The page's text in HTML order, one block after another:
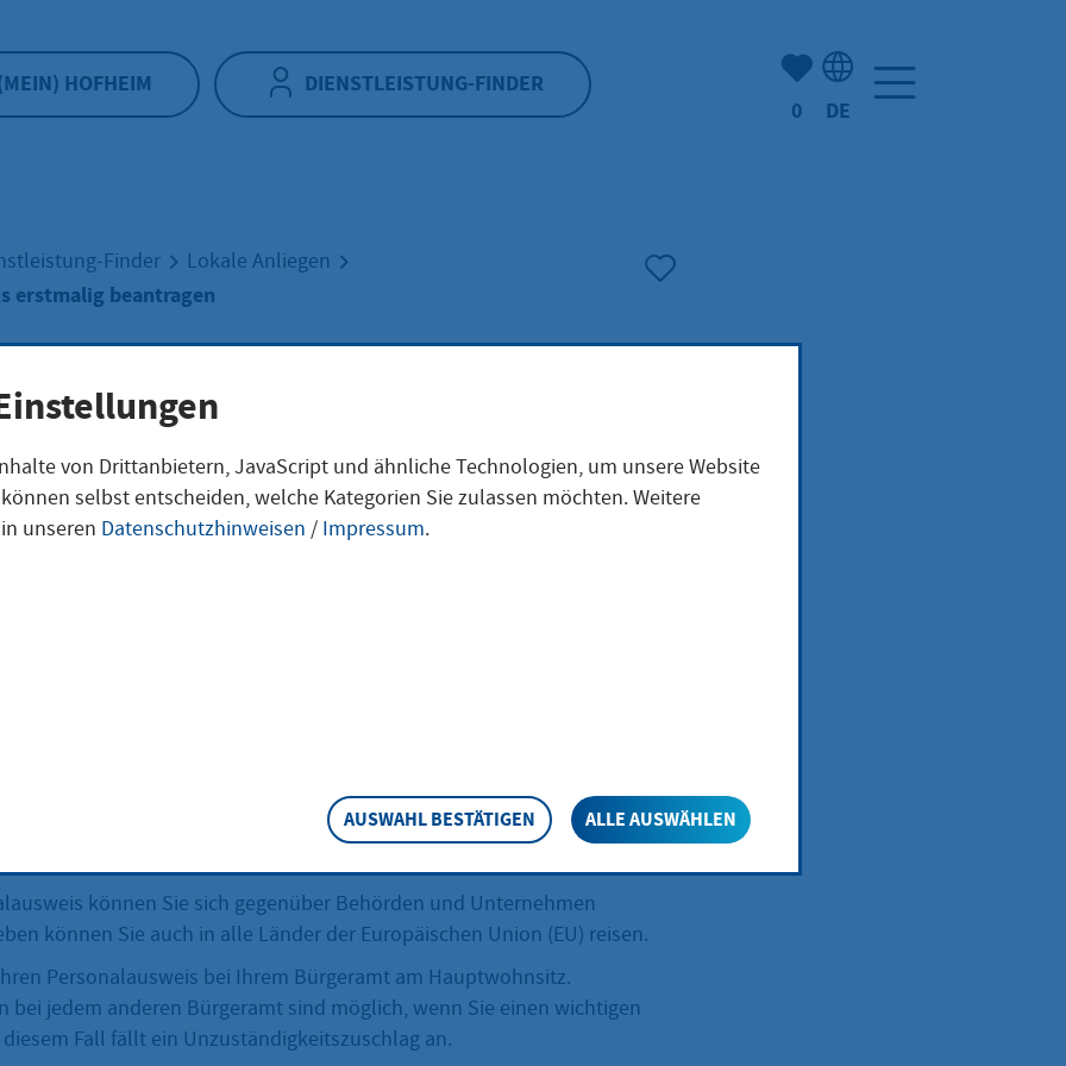
HOFHEIM DIENSTLEISTUNG-FINDER
Anzahl der gemerkten
0 DE
Finder Lokale Anliegen
erstmalig beantragen
beantragen
16 Jahre alt? Dann müssen Sie ein gültiges Ausweisdokument
beantragen, es besteht aber keine Pflicht.
oder einen gültigen Reisepass zu besitzen.
können Sie sich gegenüber Behörden und Unternehmen
können Sie auch in alle Länder der Europäischen Union (EU) reisen.
Personalausweis bei Ihrem Bürgeramt am Hauptwohnsitz.
bei jedem anderen Bürgeramt sind möglich, wenn Sie einen wichtigen
Fall fällt ein Unzuständigkeitszuschlag an.
von Drittanbietern, JavaScript und ähnliche Technologien, um unsere Website
selbst entscheiden, welche Kategorien Sie zulassen möchten. Weitere
unseren Datenschutzhinweisen / Impressum.
AUSWAHL BESTÄTIGEN ALLE AUSWÄHLEN